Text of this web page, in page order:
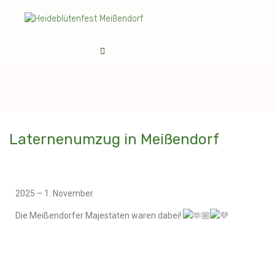
Laternenumzug in Meißendorf
2025 – 1. November
Die Meißendorfer Majestäten waren dabei!